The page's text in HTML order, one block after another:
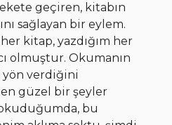
geçiren, kitabın
sağlayan bir eylem.
kitap, yazdığım her
olmuştur. Okumanın
yön verdiğini
güzel bir şeyler
bu